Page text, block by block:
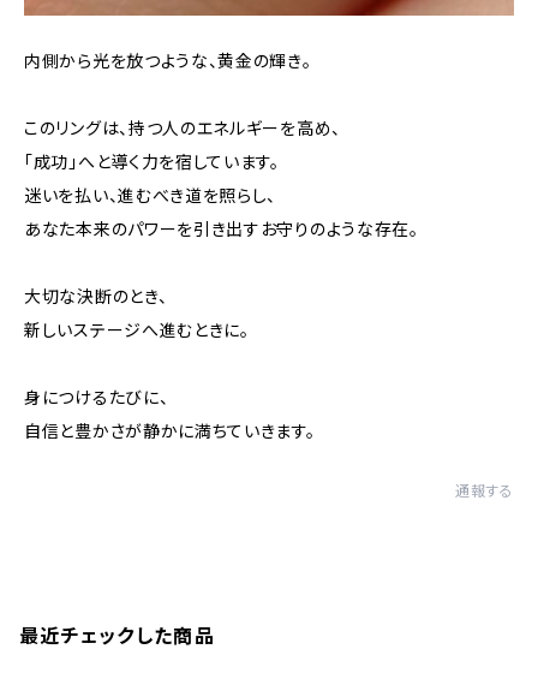
内側から光を放つような、黄金の輝き。
このリングは、持つ人のエネルギーを高め、
「成功」へと導く力を宿しています。
迷いを払い、進むべき道を照らし、
あなた本来のパワーを引き出すお守りのような存在。
大切な決断のとき、
新しいステージへ進むときに。
身につけるたびに、
自信と豊かさが静かに満ちていきます。
通報する
最近チェックした商品